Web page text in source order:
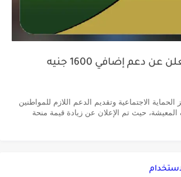
وزارة التموين تعلن عن دعم إضافي 1600 جنيه
الاجتماعية وتقديم الدعم اللازم للمواطنين
المعيشة، حيث تم الإعلان عن زيادة قيمة منحة